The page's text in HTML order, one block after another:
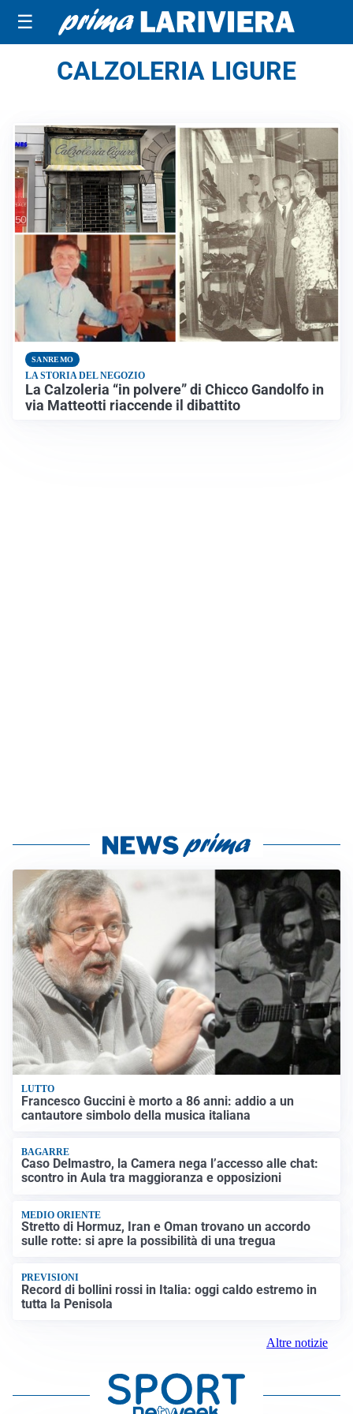
☰
CALZOLERIA LIGURE
SANREMO
LA STORIA DEL NEGOZIO
La Calzoleria “in polvere” di Chicco Gandolfo in
via Matteotti riaccende il dibattito
LUTTO
Francesco Guccini è morto a 86 anni: addio a un
cantautore simbolo della musica italiana
BAGARRE
Caso Delmastro, la Camera nega l’accesso alle chat:
scontro in Aula tra maggioranza e opposizioni
MEDIO ORIENTE
Stretto di Hormuz, Iran e Oman trovano un accordo
sulle rotte: si apre la possibilità di una tregua
PREVISIONI
Record di bollini rossi in Italia: oggi caldo estremo in
tutta la Penisola
Altre notizie